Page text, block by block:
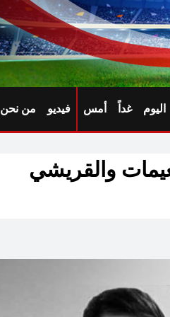
اليوم غداً أمس فيديو من نحن
والقريشي